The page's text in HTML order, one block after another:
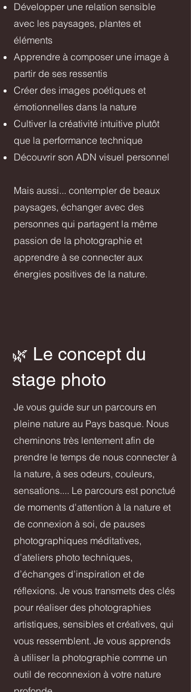
Développer une relation sensible
avec les paysages, plantes et
éléments
Apprendre à composer une image à
partir de ses ressentis
Créer des images poétiques et
émotionnelles dans la nature
Cultiver la créativité intuitive plutôt
que la performance technique
Découvrir son ADN visuel personnel
Mais aussi... contempler de beaux
paysages, échanger avec des
personnes qui partagent la même
passion de la photographie et
apprendre à se connecter aux
énergies positives de la nature.
🌿 Le concept du
stage photo
Je vous guide sur un parcours en
pleine nature au Pays basque. Nous
cheminons très lentement afin de
prendre le temps de nous connecter à
la nature, à ses odeurs, couleurs,
sensations.... Le parcours est ponctué
de moments d'attention à la nature et
de connexion à soi, de pauses
photographiques méditatives,
d’ateliers photo techniques,
d’échanges d’inspiration et de
réflexions. Je vous transmets des clés
pour réaliser des photographies
artistiques, sensibles et créatives, qui
vous ressemblent. Je vous apprends
à utiliser la photographie comme un
outil de reconnexion à votre nature